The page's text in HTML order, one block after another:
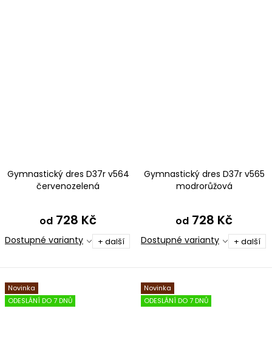
Gymnastický dres D37r v564
červenozelená
od 728 Kč
Dostupné varianty + další
Gymnastický dres D37r v565
modrorůžová
od 728 Kč
Dostupné varianty + další
Novinka
ODESLÁNÍ DO 7 DNŮ
Novinka
ODESLÁNÍ DO 7 DNŮ